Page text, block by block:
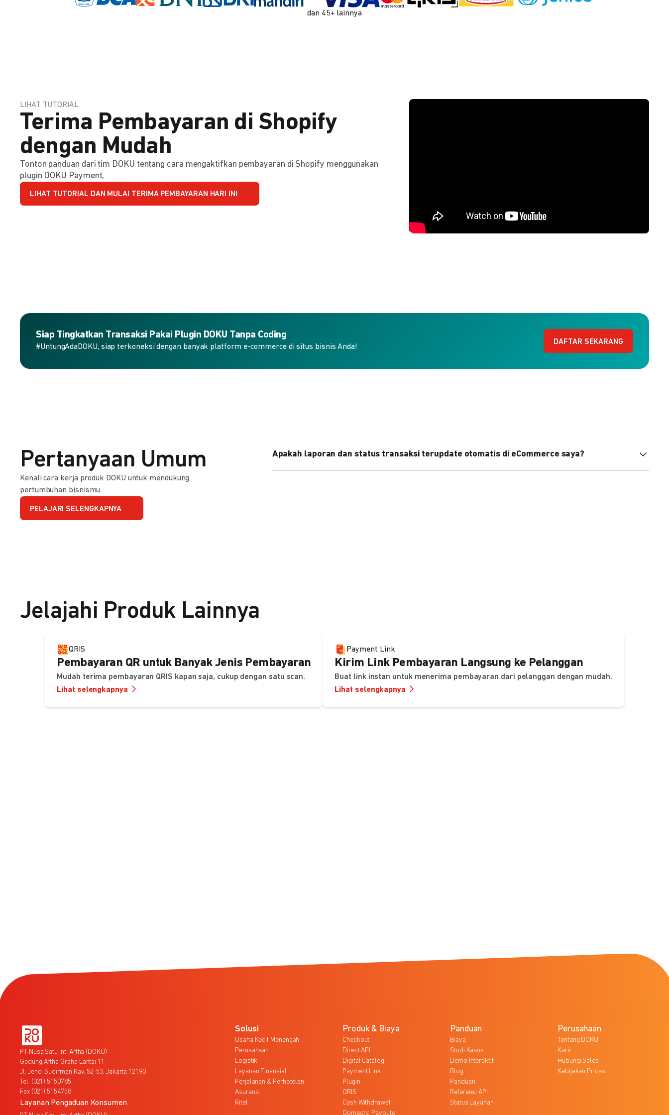
dan 45+ lainnya
LIHAT TUTORIAL
Terima Pembayaran di Shopify
dengan Mudah
Tonton panduan dari tim DOKU tentang cara mengaktifkan pembayaran di Shopify menggunakan
plugin DOKU Payment,
LIHAT TUTORIAL DAN MULAI TERIMA PEMBAYARAN HARI INI
Siap Tingkatkan Transaksi Pakai Plugin DOKU Tanpa Coding
#UntungAdaDOKU, siap terkoneksi dengan banyak platform e-commerce di situs bisnis Anda!
DAFTAR SEKARANG
Pertanyaan Umum
Kenali cara kerja produk DOKU untuk mendukung
pertumbuhan bisnismu.
PELAJARI SELENGKAPNYA
Apakah laporan dan status transaksi terupdate otomatis di eCommerce saya?
Jelajahi Produk Lainnya
QRIS
Pembayaran QR untuk Banyak Jenis Pembayaran
Mudah terima pembayaran QRIS kapan saja, cukup dengan satu scan.
Lihat selengkapnya
Payment Link
Kirim Link Pembayaran Langsung ke Pelanggan
Buat link instan untuk menerima pembayaran dari pelanggan dengan mudah.
Lihat selengkapnya
PT Nusa Satu Inti Artha (DOKU)
Gedung Artha Graha Lantai 11
Jl. Jend. Sudirman Kav. 52-53, Jakarta 12190
Tel. (021) 5150785,
Fax (021) 5154758
Layanan Pengaduan Konsumen
Solusi
Usaha Kecil Menengah
Perusahaan
Logistik
Layanan Finansial
Perjalanan & Perhotelan
Asuransi
Ritel
Produk & Biaya
Checkout
Direct API
Digital Catalog
Payment Link
Plugin
QRIS
Cash Withdrawal
Domestic Payouts
Panduan
Biaya
Studi Kasus
Demo Interaktif
Blog
Panduan
Referensi API
Status Layanan
Perusahaan
Tentang DOKU
Karir
Hubungi Sales
Kebijakan Privasi